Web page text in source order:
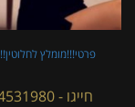
פרטי!!!מומלץ לחלוטין!!
חייגו - 0554531980